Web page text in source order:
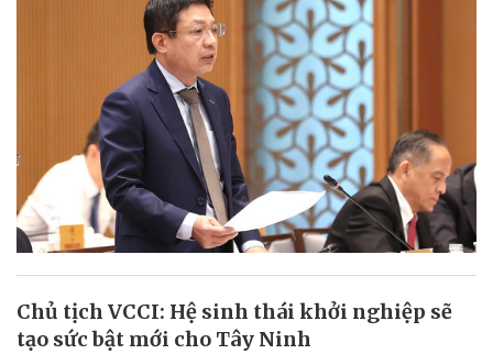
Chủ tịch VCCI: Hệ sinh thái khởi nghiệp sẽ
tạo sức bật mới cho Tây Ninh